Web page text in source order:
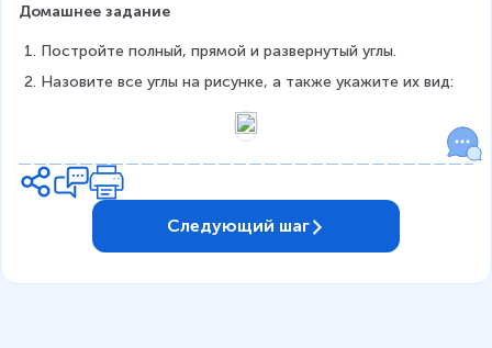
Домашнее задание
Постройте полный, прямой и развернутый углы.
Назовите все углы на рисунке, а также укажите их вид:
Следующий шаг